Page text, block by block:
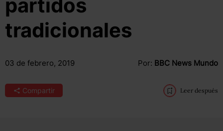
partidos
tradicionales
03 de febrero, 2019 Por: BBC News Mundo
Compartir Leer después